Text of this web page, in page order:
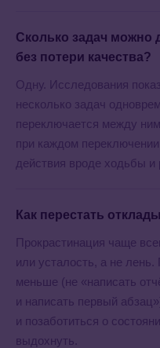
Сколько задач можно
без потери качества?
Одну. Исследования
несколько задач
переключается между
при каждом
действия вроде ходьбы и
Как перестать
Прокрастинация чаще
или усталость, а не
меньше (не «написать
и написать первый
и позаботиться о
выдохнуть.